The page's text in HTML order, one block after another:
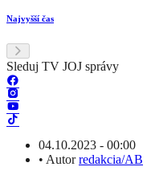
Najvyšší čas
Sleduj TV JOJ správy
04.10.2023 - 00:00
• Autorredakcia/AB